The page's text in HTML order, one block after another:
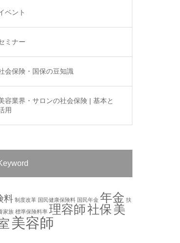
ベント
ミナー
会保険・国保の豆知識
容業界・サロンの社会保険 | 基本と
用
料 制度改革 国民健康保険料 国民年金 年金 扶
家族 標準保険料率 理容師社保美
美容師